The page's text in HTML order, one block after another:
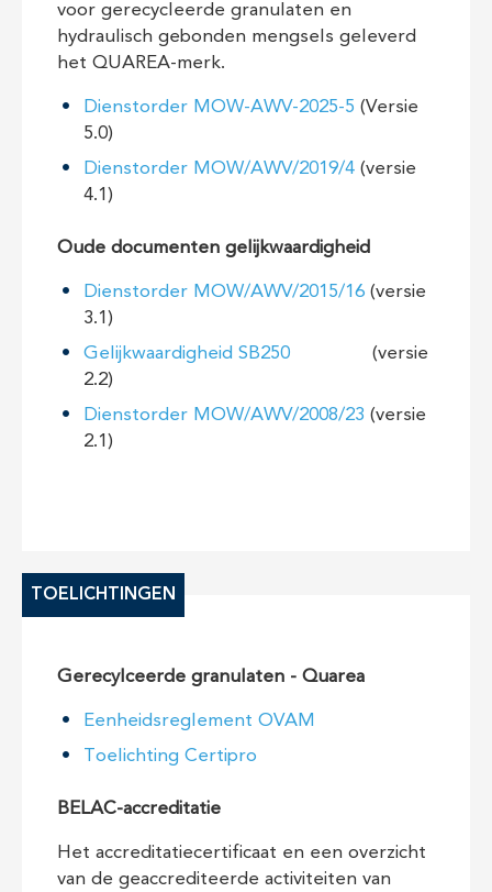
voor gerecycleerde granulaten en
hydraulisch gebonden mengsels geleverd
het QUAREA-merk.
Dienstorder MOW-AWV-2025-5 (Versie
5.0)
Dienstorder MOW/AWV/2019/4 (versie
4.1)
Oude documenten gelijkwaardigheid
Dienstorder MOW/AWV/2015/16 (versie
3.1)
Gelijkwaardigheid SB250 (versie
2.2)
Dienstorder MOW/AWV/2008/23 (versie
2.1)
TOELICHTINGEN
Gerecylceerde granulaten - Quarea
Eenheidsreglement OVAM
Toelichting Certipro
BELAC-accreditatie
Het accreditatiecertificaat en een overzicht
van de geaccrediteerde activiteiten van